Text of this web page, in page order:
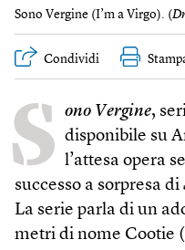
Sono Vergine (I’m a Virgo). (
Condividi
S ono Vergine,
disponibile su
l’attesa opera
successo a sorpresa di
La serie parla di un
metri di nome Cootie